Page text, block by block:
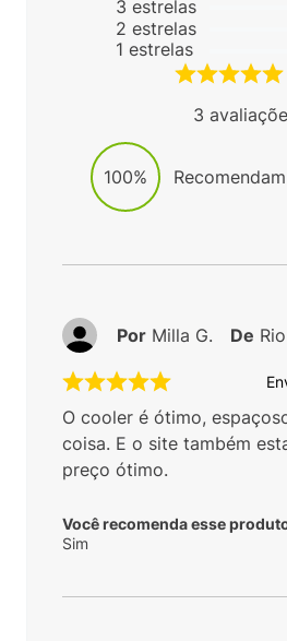
3 estrelas
2 estrelas
1 estrelas
3
100%
O cooler é ótimo,
coisa. E o site também
preço ótimo.
Você recomenda esse
Sim
Por Milla G. De